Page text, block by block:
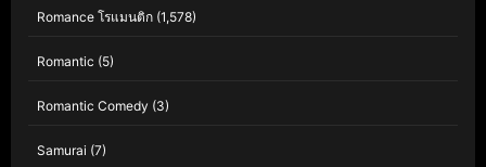
Romance โรแมนติก (1,578)
Romantic (5)
Romantic Comedy (3)
Samurai (7)